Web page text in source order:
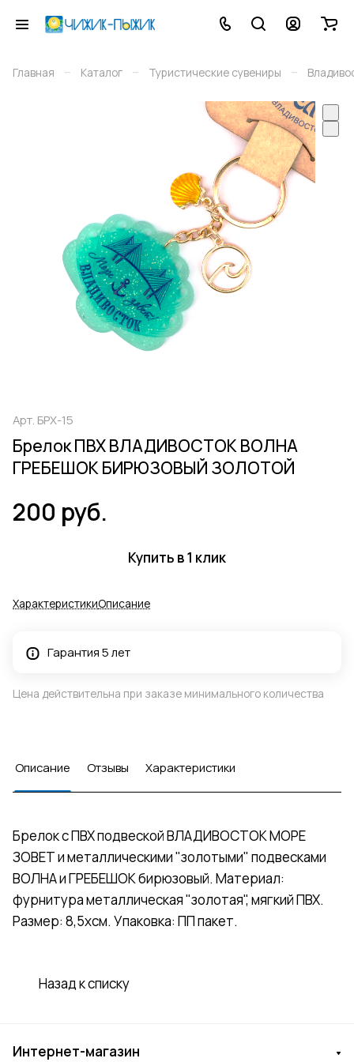
Главная – Каталог – Туристические сувениры –
Арт. БРХ-15
Брелок ПВХ ВЛАДИВОСТОК ВОЛНА
ГРЕБЕШОК БИРЮЗОВЫЙ ЗОЛОТОЙ
200 руб.
Купить в 1 клик
ХарактеристикиОписание
Гарантия 5 лет
Цена действительна при заказе минимального количества
Описание Отзывы Характеристики
Брелок с ПВХ подвеской ВЛАДИВОСТОК МОРЕ
ЗОВЕТ и металлическими "золотыми" подвесками
ВОЛНА и ГРЕБЕШОК бирюзовый. Материал:
фурнитура металлическая "золотая", мягкий ПВХ.
Размер: 8,5хсм. Упаковка: ПП пакет.
Назад к списку
Интернет-магазин